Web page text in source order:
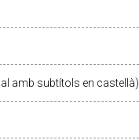
amb subtítols en castellà)